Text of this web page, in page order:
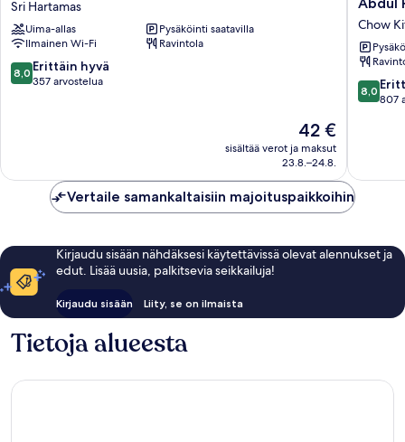
Kuala
Lumpur
Sri
Hartamas
Sri Hartamas
Uima-allas
Pysäköinti saatavilla
Ilmainen Wi-Fi
Ravintola
8.0
kautta
8,0 Erittäin hyvä
357 arvostelua
Hinta
42 €
42 €
sisältää verot ja maksut
23.8.–24.8.
Kuala
Lumpur
Jalan
Tuanku
Abdul
Chow
8.0
kautta
8,0
807
Vertaile samankaltaisiin majoituspaikkoihin
Kirjaudu sisään nähdäksesi käytettävissä olevat alennukset ja
edut. Lisää uusia, palkitsevia seikkailuja!
Kirjaudu sisään Liity, se on ilmaista
Tietoja alueesta